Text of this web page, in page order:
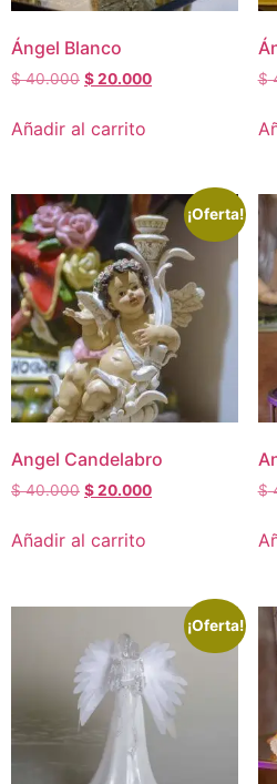
Ángel Blanco
$40.000 $20.000
Añadir al carrito
$
¡Oferta!
Angel Candelabro
$40.000 $20.000
Añadir al carrito
$
¡Oferta!